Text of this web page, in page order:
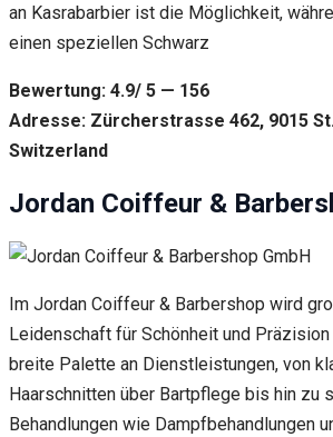
an Kasrabarbier ist die Möglichkeit,
einen speziellen Schwarz
Bewertung: 4.9/ 5 — 156
Adresse: Zürcherstrasse 462, 9015
Switzerland
Jordan Coiffeur &
Im Jordan Coiffeur & Barbershop wird
Leidenschaft für Schönheit und
breite Palette an Dienstleistungen, von
Haarschnitten über Bartpflege bis hin zu
Behandlungen wie Dampfbehandlungen